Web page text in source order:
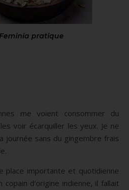
pratique
me voient consommer du
voir écarquiller les yeux. Je ne
journée sans du gingembre frais
place importante et quotidienne
copain d’origine indienne, il fallait